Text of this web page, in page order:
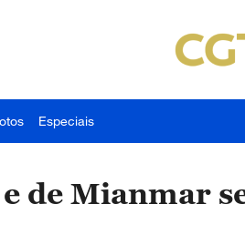
Especiais
de Mianmar